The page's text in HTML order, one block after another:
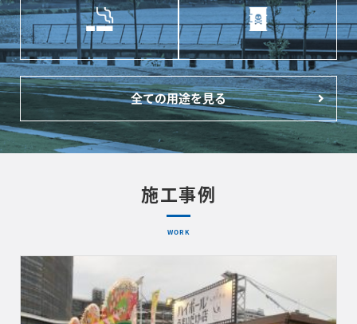
全ての用途を見る
施工事例
WORK